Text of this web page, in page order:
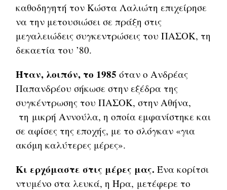
καθοδηγητή τον Κώστα Λαλιώτη επιχείρησε
να την μετουσιώσει σε πράξη στις
μεγαλειώδεις συγκεντρώσεις του ΠΑΣΟΚ, τη
δεκαετία του ’80.
Ήταν, λοιπόν, το 1985όταν ο Ανδρέας
Παπανδρέου σήκωσε στην εξέδρα της
συγκέντρωσης του ΠΑΣΟΚ, στην Αθήνα,
τη μικρή Αννούλα, η οποία εμφανίστηκε και
σε αφίσες της εποχής, με το σλόγκαν «για
ακόμη καλύτερες μέρες».
Κι ερχόμαστε στις μέρες μας. Ένα κορίτσι
ντυμένο στα λευκά, η Ήρα, μετέφερε το